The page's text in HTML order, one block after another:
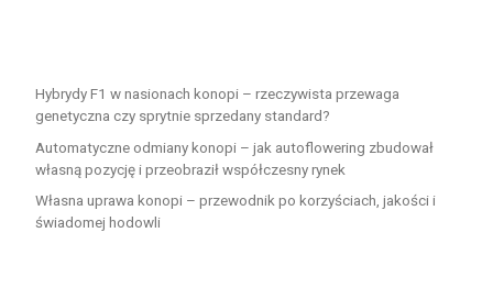
Hybrydy F1 w nasionach konopi – rzeczywista przewaga
genetyczna czy sprytnie sprzedany standard?
Automatyczne odmiany konopi – jak autoflowering zbudował
własną pozycję i przeobraził współczesny rynek
Własna uprawa konopi – przewodnik po korzyściach, jakości i
świadomej hodowli